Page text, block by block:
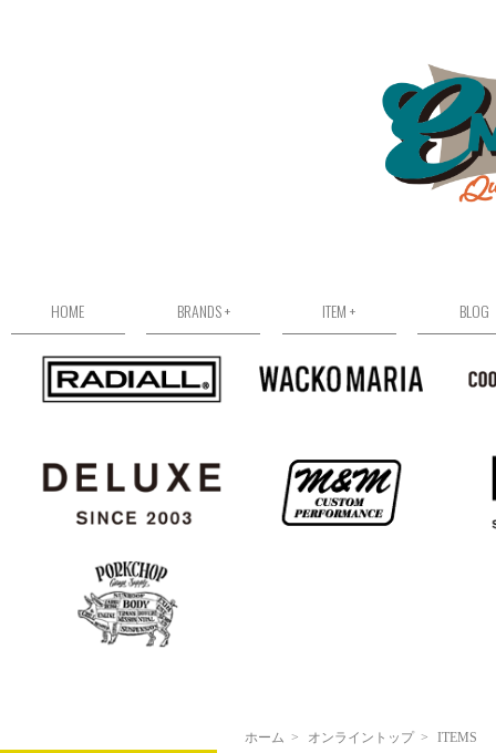
HOME BRANDS + ITEM + BLOG
ホーム > オンライントップ >
ITEMS